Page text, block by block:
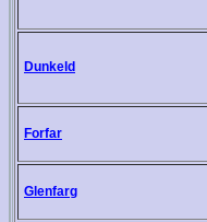
Dunkeld
Forfar
Glenfarg